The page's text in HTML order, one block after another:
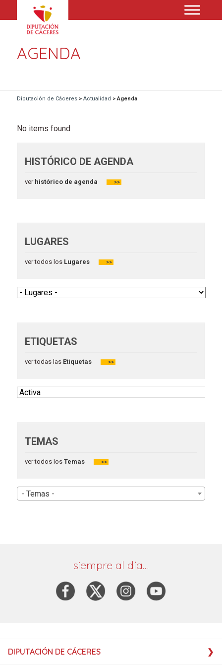
AGENDA
Diputación de Cáceres> Actualidad >Agenda
No items found
HISTÓRICO DE AGENDA
verhistórico de agenda >>
LUGARES
ver todos losLugares >>
ETIQUETAS
ver todas las Etiquetas >>
TEMAS
ver todos los Temas >>
- Temas -
siempre al día…
DIPUTACIÓN DE CÁCERES